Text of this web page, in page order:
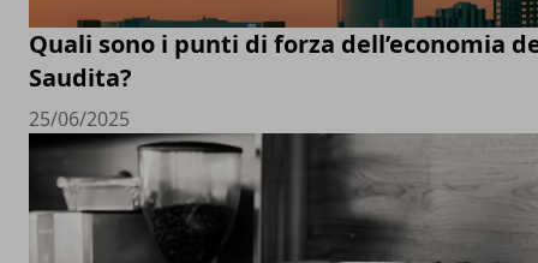
Quali sono i punti di forza dell’economia
Saudita?
25/06/2025